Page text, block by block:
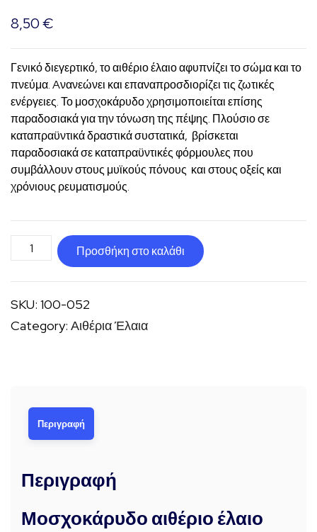
8,50€
Γενικό διεγερτικό, το αιθέριο έλαιο αφυπνίζει το σώμα και το
πνεύμα. Aνανεώνει και επαναπροσδιορίζει τις ζωτικές
ενέργειες. Το μοσχοκάρυδο χρησιμοποιείται επίσης
παραδοσιακά για την τόνωση της πέψης. Πλούσιο σε
καταπραϋντικά δραστικά συστατικά, βρίσκεται
παραδοσιακά σε καταπραϋντικές φόρμουλες που
συμβάλλουν στους μυϊκούς πόνους και στους οξείς και
χρόνιους ρευματισμούς.
Μοσχοκάρυδο
αιθέριο
έλαιο
ποσότητα
Προσθήκη στο καλάθι
SKU: 100-052
Category: Αιθέρια Έλαια
Περιγραφή
Περιγραφή
Μοσχοκάρυδο αιθέριο έλαιο